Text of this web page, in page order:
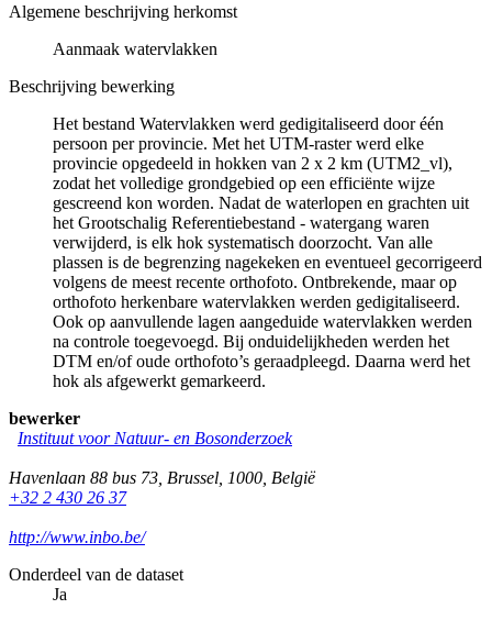
Algemene beschrijving herkomst
Aanmaak watervlakken
Beschrijving bewerking
Het bestand Watervlakken werd gedigitaliseerd door één
persoon per provincie. Met het UTM-raster werd elke
provincie opgedeeld in hokken van 2 x 2 km (UTM2_vl),
zodat het volledige grondgebied op een efficiënte wijze
gescreend kon worden. Nadat de waterlopen en grachten uit
het Grootschalig Referentiebestand - watergang waren
verwijderd, is elk hok systematisch doorzocht. Van alle
plassen is de begrenzing nagekeken en eventueel gecorrigeerd
volgens de meest recente orthofoto. Ontbrekende, maar op
orthofoto herkenbare watervlakken werden gedigitaliseerd.
Ook op aanvullende lagen aangeduide watervlakken werden
na controle toegevoegd. Bij onduidelijkheden werden het
DTM en/of oude orthofoto’s geraadpleegd. Daarna werd het
hok als afgewerkt gemarkeerd.
bewerker
Instituut voor Natuur- en Bosonderzoek
Havenlaan 88 bus 73 Brussel 1000 België
+32 2 430 26 37
http://www.inbo.be/
Onderdeel van de dataset
Ja